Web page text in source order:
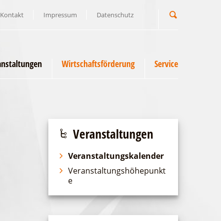
Kontakt Impressum Datenschutz
Wirtschaftsförderung Service
Veranstaltungen
Veranstaltungskalender
Veranstaltungshöhepunkt
e